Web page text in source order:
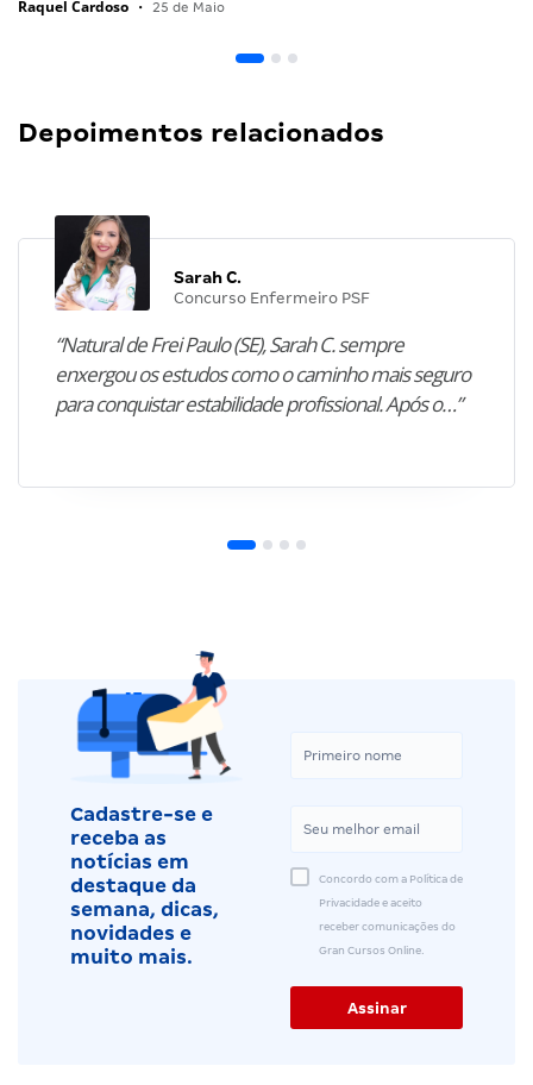
Raquel Cardoso • 25 de Maio
Depoimentos relacionados
Sarah C.
Concurso Enfermeiro PSF
“Natural de Frei Paulo (SE), Sarah C. sempre
enxergou os estudos como o caminho mais seguro
para conquistar estabilidade profissional. Após o…”
Cadastre-se e
receba as
notícias em
destaque da
semana, dicas,
novidades e
muito mais.
Concordo com a Política de
Privacidade e aceito
receber comunicações do
Gran Cursos Online.